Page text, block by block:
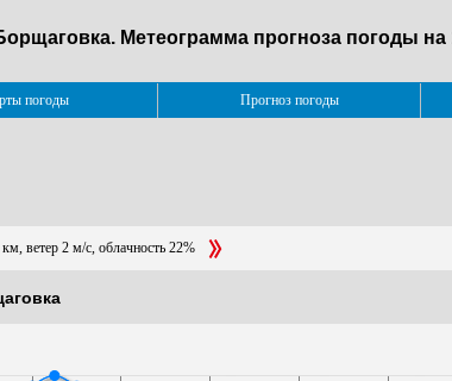
Метеограмма прогноза погоды на
погоды Прогноз погоды
ветер 2 м/с, облачность 22%